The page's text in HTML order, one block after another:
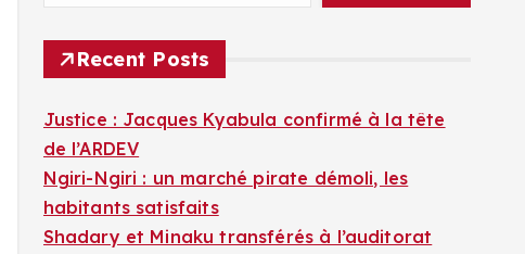
Recent Posts
Justice : Jacques Kyabula confirmé à la tête
de l’ARDEV
Ngiri-Ngiri : un marché pirate démoli, les
habitants satisfaits
Shadary et Minaku transférés à l’auditorat